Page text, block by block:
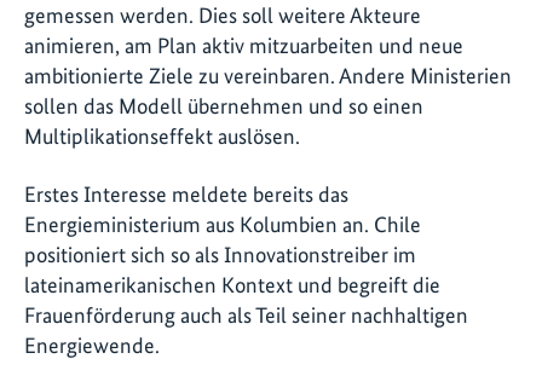
gemessen werden. Dies soll weitere Akteure
animieren, am Plan aktiv mitzuarbeiten und neue
ambitionierte Ziele zu vereinbaren. Andere Ministerien
sollen das Modell übernehmen und so einen
Multiplikationseffekt auslösen.
Erstes Interesse meldete bereits das
Energieministerium aus Kolumbien an. Chile
positioniert sich so als Innovationstreiber im
lateinamerikanischen Kontext und begreift die
Frauenförderung auch als Teil seiner nachhaltigen
Energiewende.